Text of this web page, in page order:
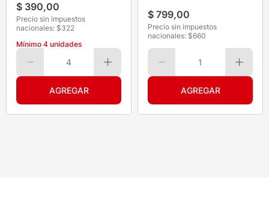
$ 390,00
Precio sin impuestos
nacionales: $322
Mínimo 4 unidades
4
$ 799,00
Precio sin impuestos
nacionales: $660
1